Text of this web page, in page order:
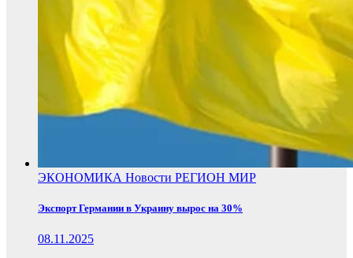
ЭКОНОМИКА Новости РЕГИОН МИР
Экспорт Германии в Украину вырос на 30%
08.11.2025